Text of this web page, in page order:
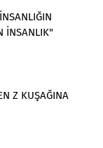
İNSANLIK"
Z KUŞAĞINA